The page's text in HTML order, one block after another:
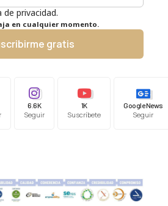
privacidad.
en cualquier momento.
gratis
6.6K
Seguir
1K
Suscríbete
Google News
Seguir